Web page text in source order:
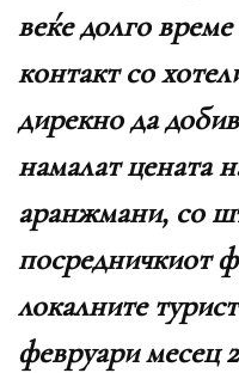
веќе долго
контакт со
дирекно да
намалат цената
аранжмани, со
посредничкиот
локалните
февруари месец